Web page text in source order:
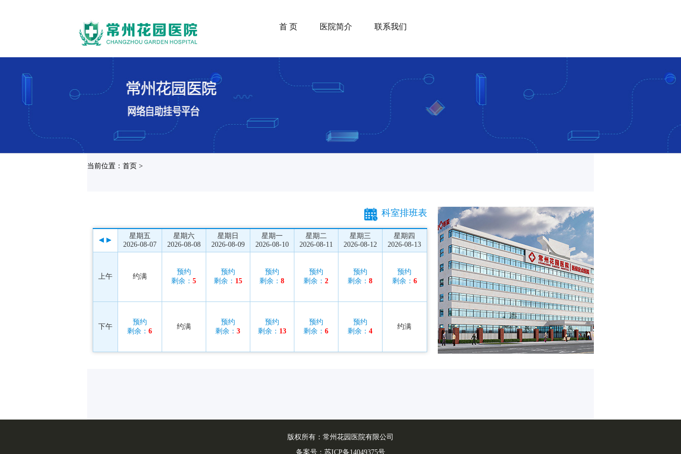
首 页 医院简介 联系我们
当前位置：首页 >
科室排班表
星期五
2026-08-07
星期六
2026-08-08
星期日
2026-08-09
星期一
2026-08-10
星期二
2026-08-11
星期三
2026-08-12
星期四
2026-08-13
上午 约满
预约
剩余： 5
预约
剩余： 15
预约
剩余： 8
预约
剩余： 2
预约
剩余： 8
预约
剩余： 6
下午
预约
剩余： 6
约满
预约
剩余： 3
预约
剩余： 13
预约
剩余： 6
预约
剩余： 4
约满
版权所有：常州花园医院有限公司
备案号： 苏ICP备14049375号